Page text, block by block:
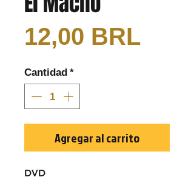
12,00 BRL
Cantidad *
Agregar al carrito
DVD